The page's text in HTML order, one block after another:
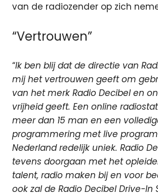
van de radiozender op zich
“Vertrouwen”
“Ik ben blij dat de directie van
mij het vertrouwen geeft om
van het merk Radio Decibel en
vrijheid geeft. Een online
meer dan 15 man en een
programmering met live
Nederland redelijk uniek. Radio
tevens doorgaan met het
talent, radio maken bij en voor
ook zal de Radio Decibel Drive-In